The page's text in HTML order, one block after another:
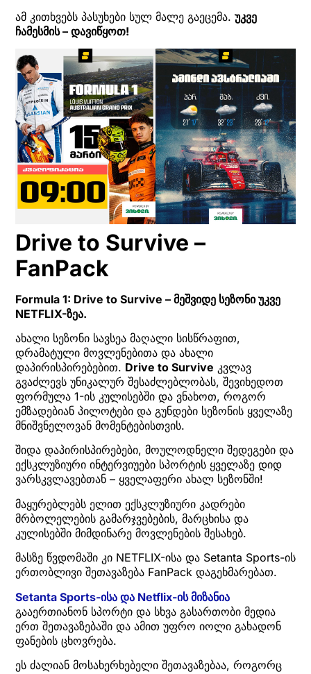
ამ კითხვებს პასუხები სულ მალე გაეცემა. უკვე
ჩამესმის – დავიწყოთ!
Drive to Survive –
FanPack
Formula 1: Drive to Survive – მეშვიდე სეზონი უკვე
NETFLIX-ზეა.
ახალი სეზონი სავსეა მაღალი სისწრაფით,
დრამატული მოვლენებითა და ახალი
დაპირისპირებებით. Drive to Survive კვლავ
გვაძლევს უნიკალურ შესაძლებლობას, შევიხედოთ
ფორმულა 1-ის კულისებში და ვნახოთ, როგორ
ემზადებიან პილოტები და გუნდები სეზონის ყველაზე
მნიშვნელოვან მომენტებისთვის.
შიდა დაპირისპირებები, მოულოდნელი შედეგები და
ექსკლუზიური ინტერვიუები სპორტის ყველაზე დიდ
ვარსკვლავებთან – ყველაფერი ახალ სეზონში!
მაყურებლებს ელით ექსკლუზიური კადრები
მრბოლელების გამარჯვებების, მარცხისა და
კულისებში მიმდინარე მოვლენების შესახებ.
მასზე წვდომაში კი NETFLIX-ისა და Setanta Sports-ის
ერთობლივი შეთავაზება FanPack დაგეხმარებათ.
Setanta Sports-ისა და Netflix-ის მიზანია
გააერთიანონ სპორტი და სხვა გასართობი მედია
ერთ შეთავაზებაში და ამით უფრო იოლი გახადონ
ფანების ცხოვრება.
ეს ძალიან მოსახერხებელი შეთავაზებაა, როგორც